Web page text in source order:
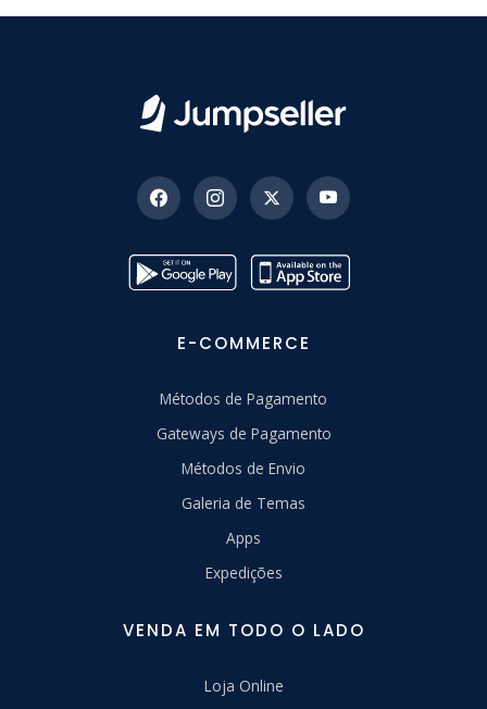
E-COMMERCE
Métodos de Pagamento
Gateways de Pagamento
Métodos de Envio
Galeria de Temas
Apps
Expedições
VENDA EM TODO O LADO
Loja Online